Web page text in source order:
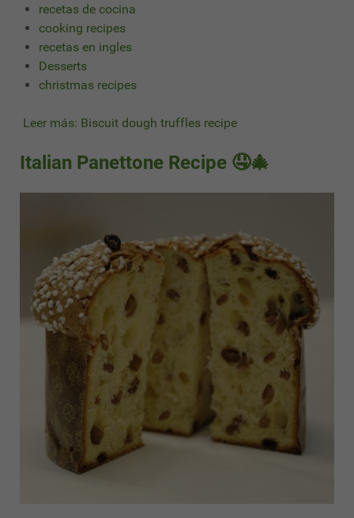
recetas de cocina
cooking recipes
recetas en ingles
Desserts
christmas recipes
Leer más: Biscuit dough truffles recipe
Italian Panettone Recipe 🤤🎄